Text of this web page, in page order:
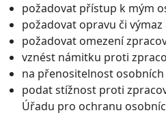
požadovat přístup k mým
požadovat opravu či
požadovat omezení
vznést námitku proti
na přenositelnost osobních
podat stížnost proti
Úřadu pro ochranu